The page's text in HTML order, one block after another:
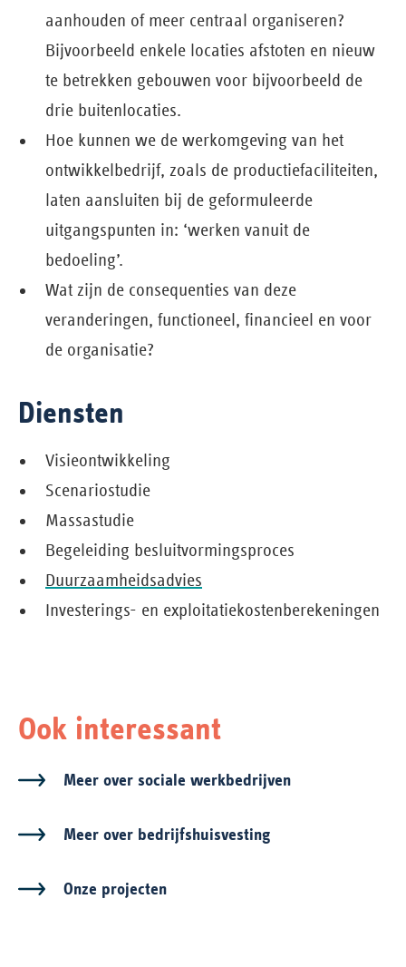
aanhouden of meer centraal organiseren?
Bijvoorbeeld enkele locaties afstoten en nieuw
te betrekken gebouwen voor bijvoorbeeld de
drie buitenlocaties.
Hoe kunnen we de werkomgeving van het
ontwikkelbedrijf, zoals de productiefaciliteiten,
laten aansluiten bij de geformuleerde
uitgangspunten in: ‘werken vanuit de
bedoeling’.
Wat zijn de consequenties van deze
veranderingen, functioneel, financieel en voor
de organisatie?
Diensten
Visieontwikkeling
Scenariostudie
Massastudie
Begeleiding besluitvormingsproces
Duurzaamheidsadvies
Investerings- en exploitatiekostenberekeningen
Ook interessant
Meer over sociale werkbedrijven
Meer over bedrijfshuisvesting
Onze projecten